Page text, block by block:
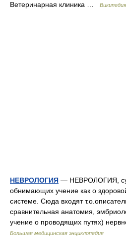
Ветеринарная клиника …
Википедия
НЕВРОЛОГИЯ — НЕВРОЛОГИЯ,
обнимающих учение как о
системе. Сюда входят
сравнительная анатомия,
учение о проводящих путях)
Большая медицинская энциклопедия